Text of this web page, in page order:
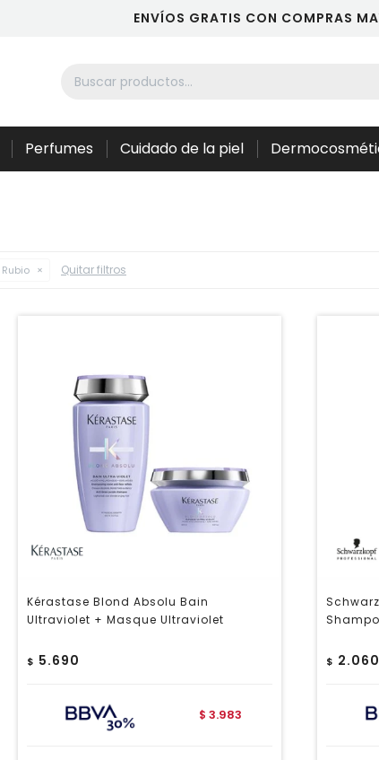
ENVÍOS GRATIS CON COMPRAS
Perfumes Cuidado de la piel
Rubio Quitar filtros
Kérastase Blond Absolu Bain
Ultraviolet + Masque Ultraviolet
$ 5.690
$ 3.983
$ 2.060